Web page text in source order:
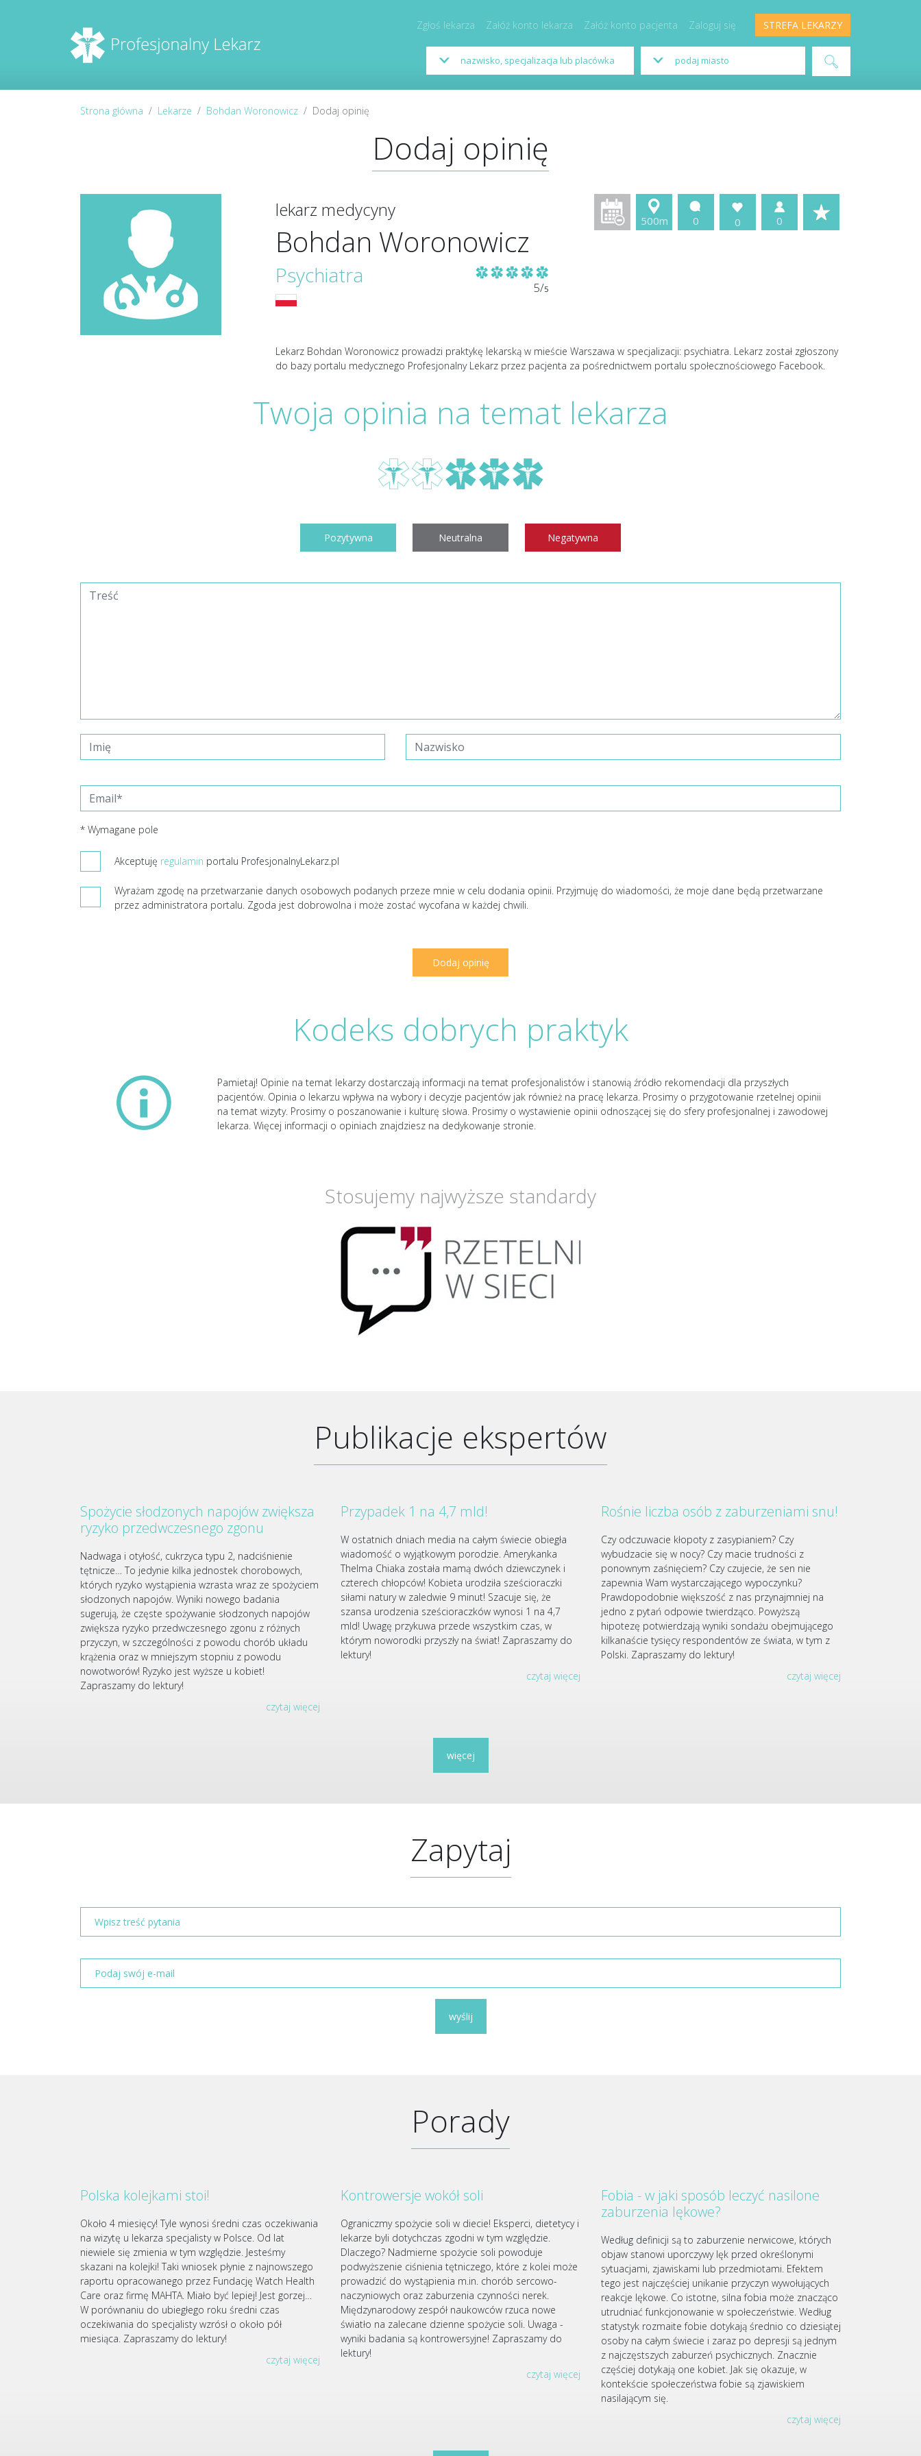
Zgłoś lekarza Załóż konto lekarza Załóż konto pacjenta Zaloguj się STREFA LEKARZY
Strona główna Lekarze Bohdan Woronowicz Dodaj opinię
Dodaj opinię
lekarz medycyny
Bohdan Woronowicz
Psychiatra 5/5
500m 0 0 0
Lekarz Bohdan Woronowicz prowadzi praktykę lekarską w mieście Warszawa w specjalizacji: psychiatra. Lekarz został zgłoszony
do bazy portalu medycznego Profesjonalny Lekarz przez pacjenta za pośrednictwem portalu społecznościowego Facebook.
Twoja opinia na temat lekarza
Pozytywna Neutralna Negatywna
* Wymagane pole
Akceptuję regulamin portalu ProfesjonalnyLekarz.pl
Wyrażam zgodę na przetwarzanie danych osobowych podanych przeze mnie w celu dodania opinii. Przyjmuję do wiadomości, że moje dane będą przetwarzane
przez administratora portalu. Zgoda jest dobrowolna i może zostać wycofana w każdej chwili.
Kodeks dobrych praktyk
Pamietaj! Opinie na temat lekarzy dostarczają informacji na temat profesjonalistów i stanowią źródło rekomendacji dla przyszłych
pacjentów. Opinia o lekarzu wpływa na wybory i decyzje pacjentów jak również na pracę lekarza. Prosimy o przygotowanie rzetelnej opinii
na temat wizyty. Prosimy o poszanowanie i kulturę słowa. Prosimy o wystawienie opinii odnoszącej się do sfery profesjonalnej i zawodowej
lekarza. Więcej informacji o opiniach znajdziesz na dedykowanje stronie.
Stosujemy najwyższe standardy
Publikacje ekspertów
Spożycie słodzonych napojów zwiększa
ryzyko przedwczesnego zgonu
Nadwaga i otyłość, cukrzyca typu 2, nadciśnienie
tętnicze… To jedynie kilka jednostek chorobowych,
których ryzyko wystąpienia wzrasta wraz ze spożyciem
słodzonych napojów. Wyniki nowego badania
sugerują, że częste spożywanie słodzonych napojów
zwiększa ryzyko przedwczesnego zgonu z różnych
przyczyn, w szczególności z powodu chorób układu
krążenia oraz w mniejszym stopniu z powodu
nowotworów! Ryzyko jest wyższe u kobiet!
Zapraszamy do lektury!
czytaj więcej
Przypadek 1 na 4,7 mld!
W ostatnich dniach media na całym świecie obiegła
wiadomość o wyjątkowym porodzie. Amerykanka
Thelma Chiaka została mamą dwóch dziewczynek i
czterech chłopców! Kobieta urodziła sześcioraczki
siłami natury w zaledwie 9 minut! Szacuje się, że
szansa urodzenia sześcioraczków wynosi 1 na 4,7
mld! Uwagę przykuwa przede wszystkim czas, w
którym noworodki przyszły na świat! Zapraszamy do
lektury!
czytaj więcej
Rośnie liczba osób z zaburzeniami snu!
Czy odczuwacie kłopoty z zasypianiem? Czy
wybudzacie się w nocy? Czy macie trudności z
ponownym zaśnięciem? Czy czujecie, że sen nie
zapewnia Wam wystarczającego wypoczynku?
Prawdopodobnie większość z nas przynajmniej na
jedno z pytań odpowie twierdząco. Powyższą
hipotezę potwierdzają wyniki sondażu obejmującego
kilkanaście tysięcy respondentów ze świata, w tym z
Polski. Zapraszamy do lektury!
czytaj więcej
więcej
Zapytaj
wyślij
Porady
Polska kolejkami stoi!
Około 4 miesięcy! Tyle wynosi średni czas oczekiwania
na wizytę u lekarza specjalisty w Polsce. Od lat
niewiele się zmienia w tym względzie. Jesteśmy
skazani na kolejki! Taki wniosek płynie z najnowszego
raportu opracowanego przez Fundację Watch Health
Care oraz firmę MAHTA. Miało być lepiej! Jest gorzej…
W porównaniu do ubiegłego roku średni czas
oczekiwania do specjalisty wzrósł o około pół
miesiąca. Zapraszamy do lektury!
czytaj więcej
Kontrowersje wokół soli
Ograniczmy spożycie soli w diecie! Eksperci, dietetycy i
lekarze byli dotychczas zgodni w tym względzie.
Dlaczego? Nadmierne spożycie soli powoduje
podwyższenie ciśnienia tętniczego, które z kolei może
prowadzić do wystąpienia m.in. chorób sercowo-
naczyniowych oraz zaburzenia czynności nerek.
Międzynarodowy zespół naukowców rzuca nowe
światło na zalecane dzienne spożycie soli. Uwaga -
wyniki badania są kontrowersyjne! Zapraszamy do
lektury!
czytaj więcej
Fobia - w jaki sposób leczyć nasilone
zaburzenia lękowe?
Według definicji są to zaburzenie nerwicowe, których
objaw stanowi uporczywy lęk przed określonymi
sytuacjami, zjawiskami lub przedmiotami. Efektem
tego jest najczęściej unikanie przyczyn wywołujących
reakcje lękowe. Co istotne, silna fobia może znacząco
utrudniać funkcjonowanie w społeczeństwie. Według
statystyk rozmaite fobie dotykają średnio co dziesiątej
osoby na całym świecie i zaraz po depresji są jednym
z najczęstszych zaburzeń psychicznych. Znacznie
częściej dotykają one kobiet. Jak się okazuje, w
kontekście społeczeństwa fobie są zjawiskiem
nasilającym się.
czytaj więcej